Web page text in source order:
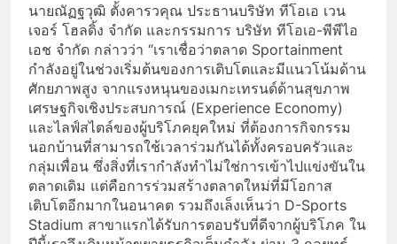
นายณัฏฐวุฒิ ตั้งคารวคุณ ประธานบริษัท ทีโอเอ เวน
เจอร์ โฮลดิ้ง จำกัด และกรรมการ บริษัท ทีโอเอ-พีพีไอ
เอช จำกัด กล่าวว่า “เราเชื่อว่าตลาด Sportainment
กำลังอยู่ในช่วงเริ่มต้นของการเติบโตและมีแนวโน้มด้าน
ศักยภาพสูง จากแรงหนุนของเมกะเทรนด์ด้านสุขภาพ
เศรษฐกิจเชิงประสบการณ์ (Experience Economy)
และไลฟ์สไตล์ของผู้บริโภคยุคใหม่ ที่ต้องการกิจกรรม
นอกบ้านที่สามารถใช้เวลาร่วมกันได้ทั้งครอบครัวและ
กลุ่มเพื่อน ซึ่งสิ่งที่เรากำลังทำไม่ใช่การเข้าไปแข่งขันใน
ตลาดเดิม แต่คือการร่วมสร้างตลาดใหม่ที่มีโอกาส
เติบโตอีกมากในอนาคต รวมถึงเล็งเห็นว่า D-Sports
Stadium สาขาแรกได้รับการตอบรับที่ดีจากผู้บริโภค ใน